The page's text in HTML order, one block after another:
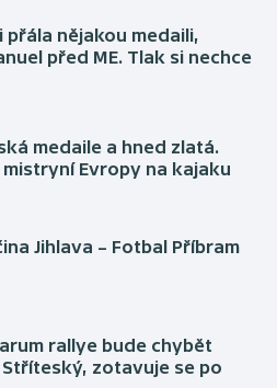
přála nějakou medaili,
před ME. Tlak si nechce
medaile a hned zlatá.
Evropy na kajaku
Jihlava – Fotbal Příbram
rallye bude chybět
zotavuje se po